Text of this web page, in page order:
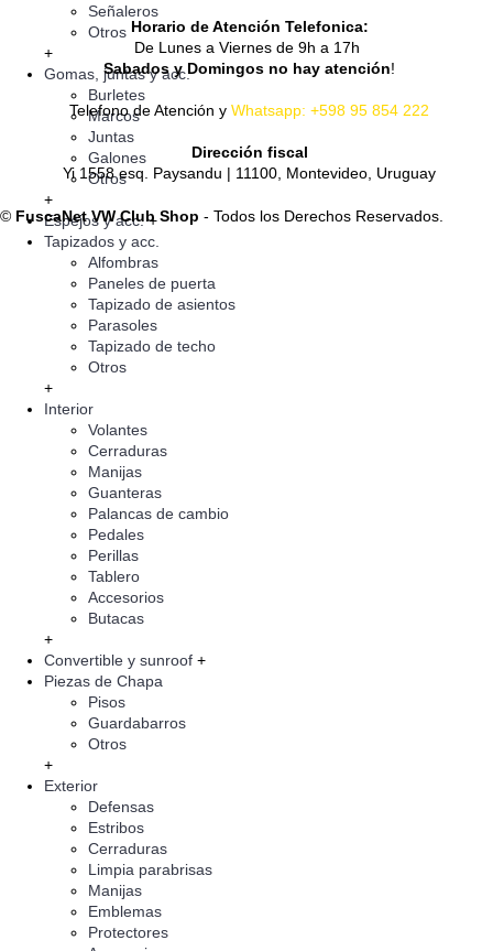
Señaleros
Otros
+
Gomas, juntas y acc.
Burletes
Marcos
Juntas
Galones
Otros
+
Espejos y acc. +
Tapizados y acc.
Alfombras
Paneles de puerta
Tapizado de asientos
Parasoles
Tapizado de techo
Otros
+
Interior
Volantes
Cerraduras
Manijas
Guanteras
Palancas de cambio
Pedales
Perillas
Tablero
Accesorios
Butacas
+
Convertible y sunroof +
Piezas de Chapa
Pisos
Guardabarros
Otros
+
Exterior
Defensas
Estribos
Cerraduras
Limpia parabrisas
Manijas
Emblemas
Protectores
Horario de Atención Telefonica:
De Lunes a Viernes de 9h a 17h
Sabados y Domingos no hay atención!
Telefono de Atención y Whatsapp: +598 95 854 222
Dirección fiscal
Yi 1558 esq. Paysandu | 11100, Montevideo, Uruguay
© FuscaNet VW Club Shop - Todos los Derechos Reservados.